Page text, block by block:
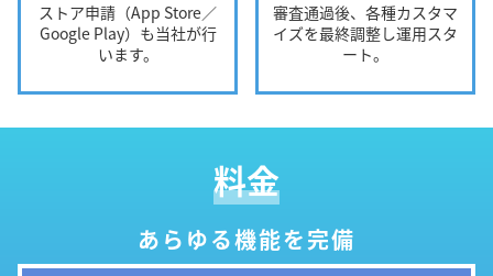
ストア申請（App Store／
Google Play）も当社が行
います。
審査通過後、各種カスタマ
イズを最終調整し運用スタ
ート。
料金
あらゆる機能を完備